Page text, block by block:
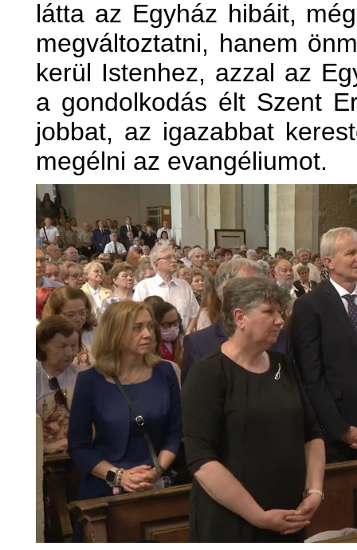
látta az Egyház hibáit,
megváltoztatni, hanem
kerül Istenhez, azzal az
a gondolkodás élt Szent
jobbat, az igazabbat
megélni az evangéliumot.